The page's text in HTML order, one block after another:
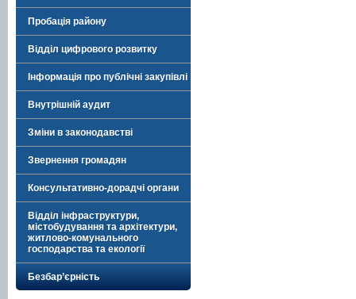
Пробація району
Відділ цифрового розвитку
Інформація про публічні закупівлі
Внутрішній аудит
Зміни в законодавстві
Звернення громадян
Консультативно-дорадчі органи
Відділ інфраструктури,
містобудування та архітектури,
житлово-комунального
господарства та екології
Безбар’єрність